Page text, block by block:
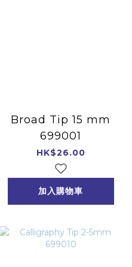
Broad Tip 15 mm
699001
HK$26.00
加入購物車